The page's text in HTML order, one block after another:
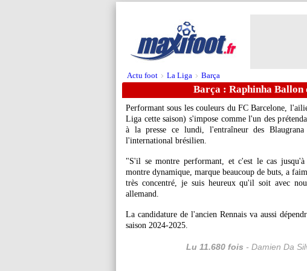
Actu foot > La Liga > Barça
Barça : Raphinha
Performant sous les couleurs du FC Barcelone,
Liga cette saison) s'impose comme l'un des
à la presse ce lundi, l'entraîneur des
l'international brésilien.
"S'il se montre performant, et c'est le cas
montre dynamique, marque beaucoup de buts, a
très concentré, je suis heureux qu'il soit avec
allemand.
La candidature de l'ancien Rennais va aussi
saison 2024-2025.
Lu 11.680 fois - Damien Da